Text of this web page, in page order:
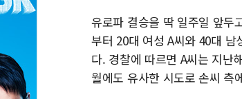
유로파 결승을 딱 일주일 앞두
부터 20대 여성 A씨와 40대
다. 경찰에 따르면 A씨는 지난
월에도 유사한 시도로 손씨 측